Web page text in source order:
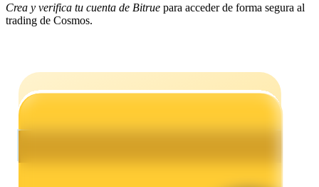
Earn
Crea y verifica tu cuenta de Bitrue para acceder de forma segura al
trading de Cosmos.